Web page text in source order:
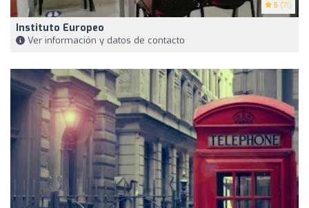
5 (71)
Instituto Europeo
Ver información y datos de contacto